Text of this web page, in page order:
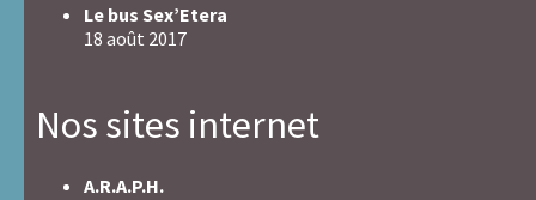
Le bus Sex’Etera
18 août 2017
Nos sites internet
A.R.A.P.H.